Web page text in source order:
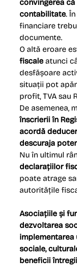
convingerea că
contabilitate.
financiare
documente.
O altă eroare
fiscale atunci
desfășoare
situații pot
profit, TVA sau
De asemenea,
înscrierii în
acordă
descuraja
Nu în ultimul
declarațiilor
poate atrage
autoritățile
Asociațiile și
dezvoltarea
sociale,
beneficii